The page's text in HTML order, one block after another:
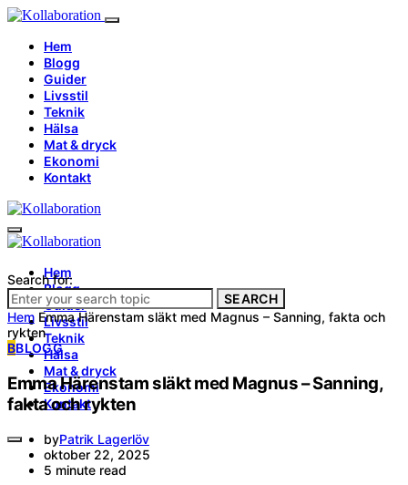
Hem
Blogg
Guider
Livsstil
Teknik
Hälsa
Mat & dryck
Ekonomi
Kontakt
Hem
Blogg
Guider
Livsstil
Teknik
Hälsa
Mat & dryck
Ekonomi
Kontakt
Search for:
SEARCH
Hem Emma Härenstam släkt med Magnus – Sanning, fakta och
rykten
BBLOGG
Emma Härenstam släkt med Magnus – Sanning,
fakta och rykten
byPatrik Lagerlöv
oktober 22, 2025
5 minute read